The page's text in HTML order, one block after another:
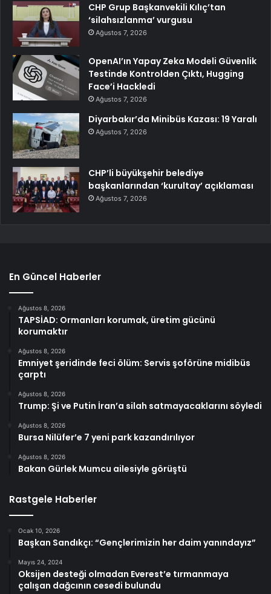
CHP Grup Başkanvekili Kılıç’tan
‘silahsızlanma’ vurgusu
Ağustos 7, 2026
OpenAI’ın Yapay Zeka Modeli Güvenlik
Testinde Kontrolden Çıktı, Hugging
Face’i Hackledi
Ağustos 7, 2026
Diyarbakır’da Minibüs Kazası: 19 Yaralı
Ağustos 7, 2026
CHP’li büyükşehir belediye
başkanlarından ‘kurultay’ açıklaması
Ağustos 7, 2026
En Güncel Haberler
Ağustos 8, 2026
TAPSİAD: Ormanları korumak, üretim gücünü
korumaktır
Ağustos 8, 2026
Emniyet şeridinde feci ölüm: Servis şoförüne midibüs
çarptı
Ağustos 8, 2026
Trump: Şi ve Putin İran’a silah satmayacaklarını söyledi
Ağustos 8, 2026
Bursa Nilüfer’e 7 yeni park kazandırılıyor
Ağustos 8, 2026
Bakan Gürlek Mumcu ailesiyle görüştü
Rastgele Haberler
Ocak 10, 2026
Başkan Sandıkçı: “Gençlerimizin her daim yanındayız”
Mayıs 24, 2024
Oksijen desteği olmadan Everest’e tırmanmaya
çalışan dağcının cesedi bulundu